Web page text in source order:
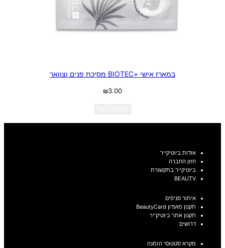
במארז אישי +BIOTEC מסיכת פנים וצוואר
₪3.00
אודות ביוטיקייר
חזון החברה
ביוטיקייר בתקשורת
BEAUTV
איתור סניפים
תקנון מועדון BeautyCard
תקנון אתר ביוטיקייר
דרושים
מקרא סטטוסי הזמנה